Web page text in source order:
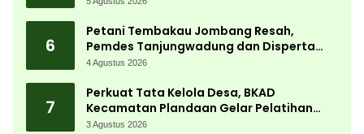
6
Petani Tembakau Jombang Resah,
Pemdes Tanjungwadung dan Disperta
Bergerak Cepat
4 Agustus 2026
7
Perkuat Tata Kelola Desa, BKAD
Kecamatan Plandaan Gelar Pelatihan
Aparatur Pemdes
3 Agustus 2026